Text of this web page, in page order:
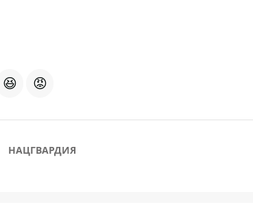
😆 😡
НАЦГВАРДИЯ